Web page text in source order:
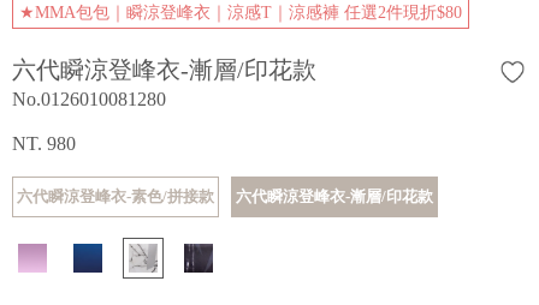
★MMA包包｜瞬涼登峰衣｜涼感T｜涼感褲 任選2件現折$80
六代瞬涼登峰衣-漸層/印花款
No.0126010081280
NT. 980
六代瞬涼登峰衣-素色/拼接款 六代瞬涼登峰衣-漸層/印花款